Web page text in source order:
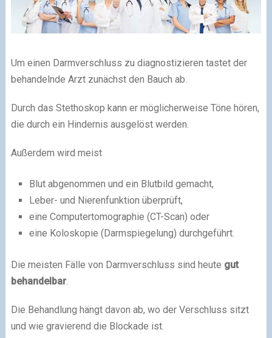
Um einen Darmverschluss zu diagnostizieren tastet der
behandelnde Arzt zunächst den Bauch ab.
Durch das Stethoskop kann er möglicherweise Töne hören,
die durch ein Hindernis ausgelöst werden.
Außerdem wird meist
Blut abgenommen und ein Blutbild gemacht,
Leber- und Nierenfunktion überprüft,
eine Computertomographie (CT-Scan) oder
eine Koloskopie (Darmspiegelung) durchgeführt.
Die meisten Fälle von Darmverschluss sind heute gut
behandelbar.
Die Behandlung hängt davon ab, wo der Verschluss sitzt
und wie gravierend die Blockade ist.